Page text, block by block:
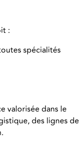
:
spécialités
valorisée dans le
des lignes de